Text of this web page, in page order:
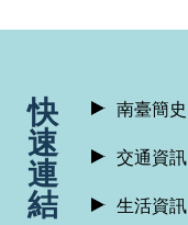
快
速
連
結
南臺簡史
交通資訊
生活資訊